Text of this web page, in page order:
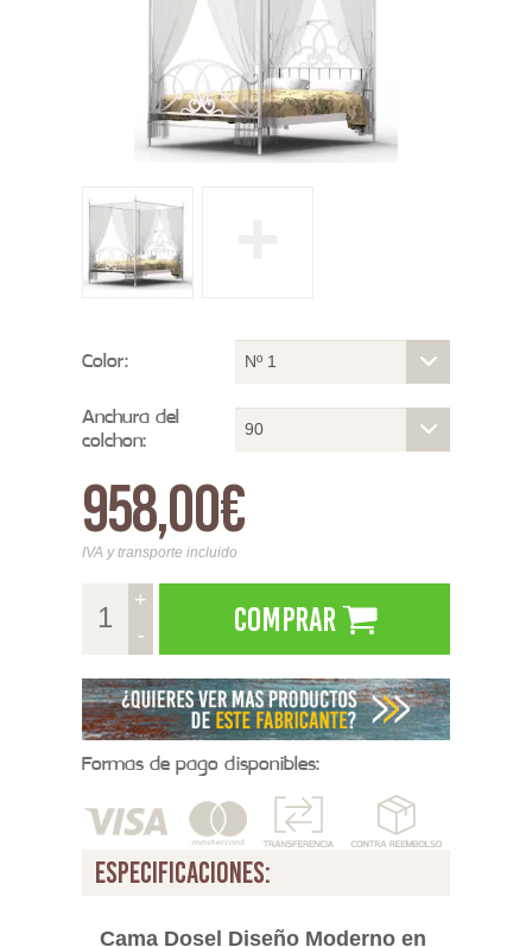
Color: Nº 1
Anchura del
colchon: 90
958,00€
IVA y transporte incluido
+
-
Comprar
Formas de pago disponibles:
especificaciones:
Cama Dosel Diseño Moderno en